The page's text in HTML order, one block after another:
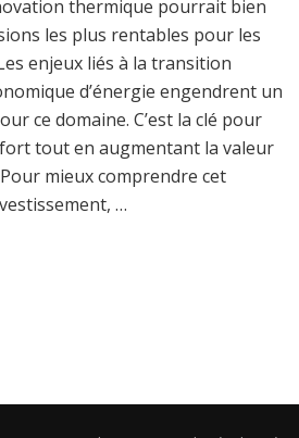
thermique pourrait bien
les plus rentables pour les
enjeux liés à la transition
d’énergie engendrent un
ce domaine. C’est la clé pour
tout en augmentant la valeur
mieux comprendre cet
…